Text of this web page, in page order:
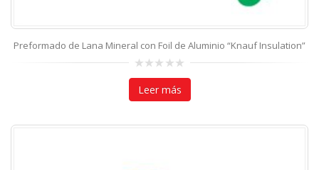
Preformado de Lana Mineral con Foil de Aluminio “Knauf Insulation”
0
out
5
Leer más